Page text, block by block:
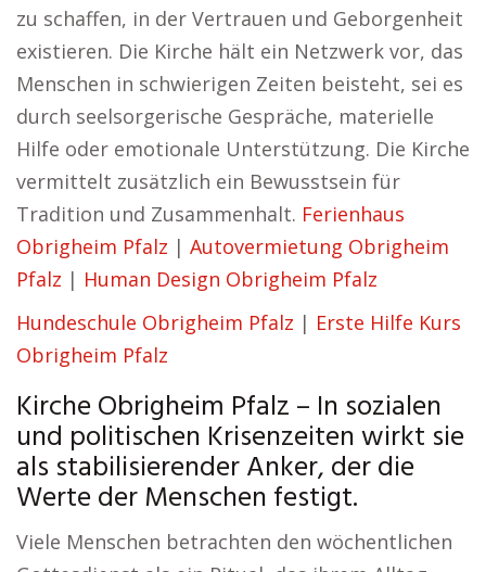
zu schaffen, in der Vertrauen und Geborgenheit
existieren. Die Kirche hält ein Netzwerk vor, das
Menschen in schwierigen Zeiten beisteht, sei es
durch seelsorgerische Gespräche, materielle
Hilfe oder emotionale Unterstützung. Die Kirche
vermittelt zusätzlich ein Bewusstsein für
Tradition und Zusammenhalt. Ferienhaus
Obrigheim Pfalz | Autovermietung Obrigheim
Pfalz | Human Design Obrigheim Pfalz
Hundeschule Obrigheim Pfalz | Erste Hilfe Kurs
Obrigheim Pfalz
Kirche Obrigheim Pfalz – In sozialen
und politischen Krisenzeiten wirkt sie
als stabilisierender Anker, der die
Werte der Menschen festigt.
Viele Menschen betrachten den wöchentlichen